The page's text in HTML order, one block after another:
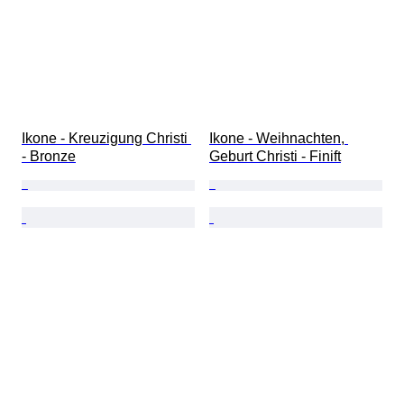
Ikone - Kreuzigung Christi
- Bronze
Ikone - Weihnachten,
Geburt Christi - Finift